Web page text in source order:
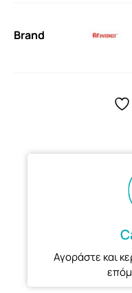
Brand
Αγοράστε και